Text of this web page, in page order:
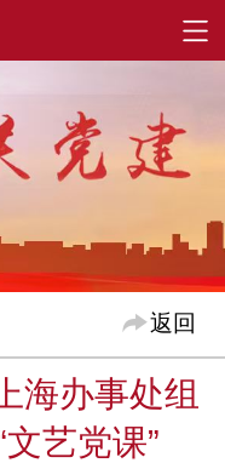
返回
海办事处组
艺党课”